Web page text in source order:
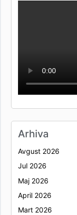
Arhiva
Avgust 2026
Jul 2026
Maj 2026
April 2026
Mart 2026